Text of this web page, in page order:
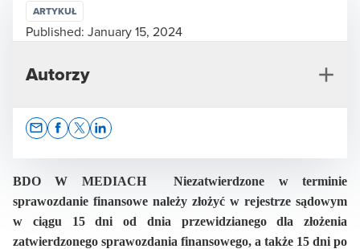
BDO W MEDIACH Niezatwierdzone w terminie
sprawozdanie finansowe należy złożyć w rejestrze sądowym
w ciągu 15 dni od dnia przewidzianego dla złożenia
zatwierdzonego sprawozdania finansowego, a także 15 dni po
ARTYKUŁ
Published: January 15, 2024
Autorzy
Marek Sporny